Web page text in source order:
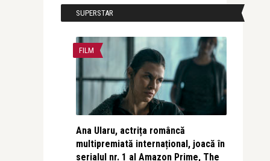
SUPERSTAR
FILM
Ana Ularu, actrița româncă
multipremiată internațional, joacă în
serialul nr. 1 al Amazon Prime, The